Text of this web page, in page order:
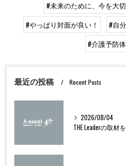
#未来のために、今を大
#やっぱり対面が良い！
#自
#介護予防
最近の投稿 Recent Posts
2026/08/04
THE Leaderの取材